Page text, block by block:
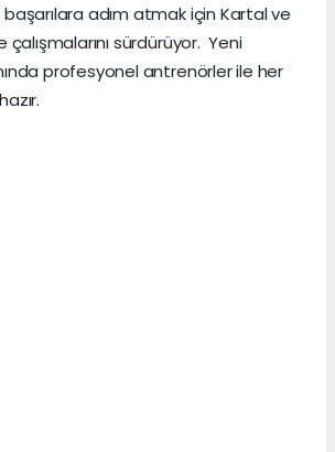
adım atmak için Kartal ve
sürdürüyor. Yeni
profesyonel antrenörler ile her